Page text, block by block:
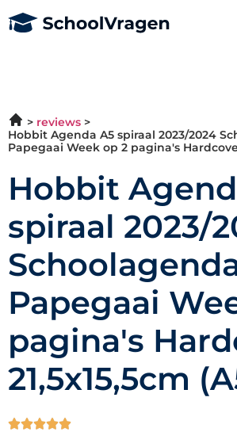
reviews
Hobbit Agenda A5 spiraal 2023/2024
Papegaai Week op 2 pagina's Hardcover
Hobbit
spiraal 2023/
Papegaai
pagina's
21,5x15,5cm
